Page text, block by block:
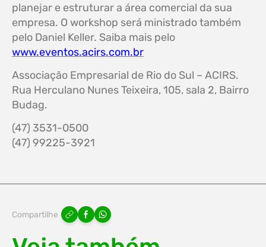
planejar e estruturar a área comercial da sua
empresa. O workshop será ministrado também
pelo Daniel Keller. Saiba mais pelo
www.eventos.acirs.com.br
Associação Empresarial de Rio do Sul – ACIRS.
Rua Herculano Nunes Teixeira, 105, sala 2, Bairro
Budag.
(47) 3531-0500
(47) 99225-3921
Compartilhe